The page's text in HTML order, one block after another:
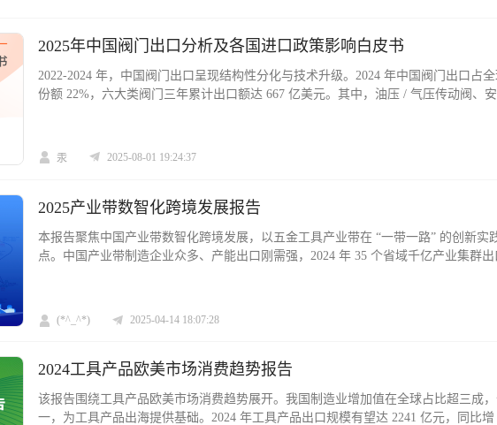
2025年中国阀门出口分析及各国进口政策影响白皮书
2022-2024 年，中国阀门出口呈现结构性分化与技术升级。2024 年中国阀门出口占
份额 22%，六大类阀门三年累计出口额达 667 亿美元。其中，油压 / 气压传动阀、
阀门行业向智能化、材料革新发展，如智能阀门渗透率预计 2026 年超 35%，区域市
汞 2025-08-01 19:24:37
2025产业带数智化跨境发展报告
本报告聚焦中国产业带数智化跨境发展，以五金工具产业带在 “一带一路” 的创新实
点。中国产业带制造企业众多、产能出口刚需强，2024 年 35 个省域千亿产业集群
化机会。近年来产业带涌现出全 / 半托管 B2C、DTB 企业直采等五种创新出海模式
脉链集团创新的 “集群品牌” 模式，通过品牌授权、海外渠道直连等举措赋能产业带
实现销售额增长，还通过共建区域服务中心提升海外销售能力，推动产业集群国际
(*^_^*) 2025-04-14 18:07:28
2024工具产品欧美市场消费趋势报告
该报告围绕工具产品欧美市场消费趋势展开。我国制造业增加值在全球占比超三成
一，为工具产品出海提供基础。2024 年工具产品出口规模有望达 2241 亿元，同比增